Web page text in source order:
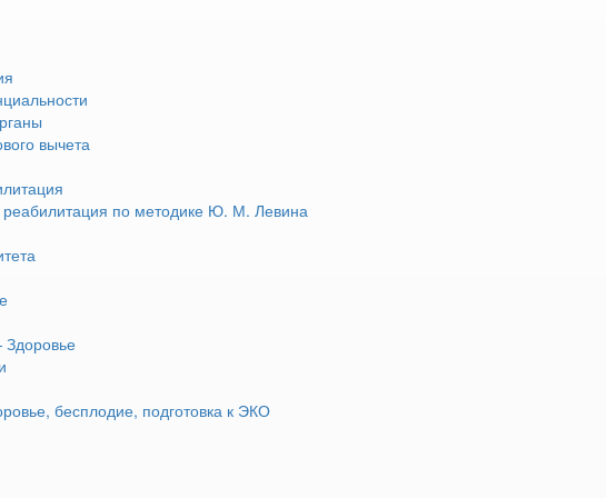
вычета
реабилитация по методике Ю. М. Левина
Здоровье
бесплодие, подготовка к ЭКО
делает праздник еще более особенным.